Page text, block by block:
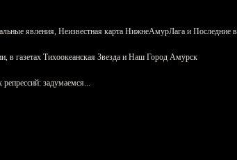
явления, Неизвестная карта НижнеАмурЛага и Последние
в газетах Тихоокеанская Звезда и Наш Город Амурск
задумаемся...